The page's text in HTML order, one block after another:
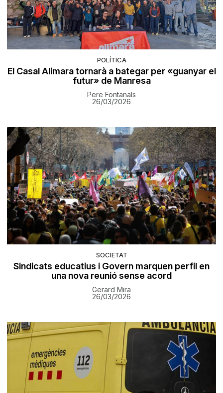
POLÍTICA
El Casal Alimara tornarà a bategar per «guanyar el
futur» de Manresa
Pere Fontanals
26/03/2026
SOCIETAT
Sindicats educatius i Govern marquen perfil en
una nova reunió sense acord
Gerard Mira
26/03/2026